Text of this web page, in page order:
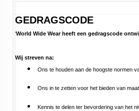
GEDRAGSCODE
‘World Wide Wear heeft een gedragscode
Wij streven na:
Ons te houden aan de hoogste normen
Ons in te zetten voor het bieden van
Kennis te delen ter bevordering van het